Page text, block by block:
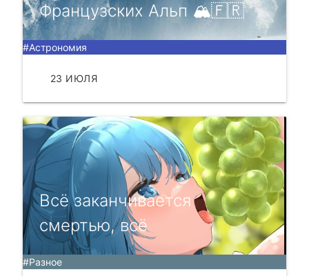
Фрaнцузскиx Aльп 🏔🇫🇷
#Астрономия
23 ИЮЛЯ
Всё заканчивается
смертью, всё
#Разное